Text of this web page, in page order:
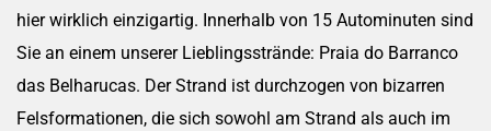
hier wirklich einzigartig. Innerhalb von 15 Autominuten sind
Sie an einem unserer Lieblingsstrände: Praia do Barranco
das Belharucas. Der Strand ist durchzogen von bizarren
Felsformationen, die sich sowohl am Strand als auch im